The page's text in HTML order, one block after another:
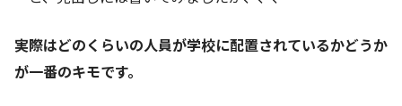
実際はどのくらいの人員が学校に配置されているかどうか
が一番のキモです。